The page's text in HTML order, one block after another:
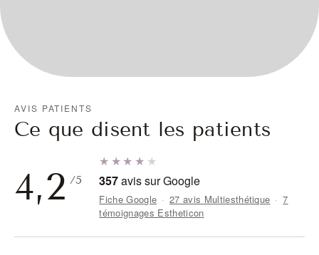
AVIS PATIENTS
Ce que disent les patients
4,2 /5
★★★★ ★
357avis sur Google
Fiche Google · 27 avis Multiesthétique · 7
témoignages Estheticon